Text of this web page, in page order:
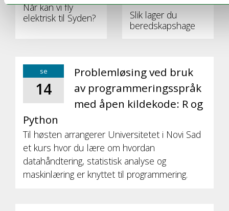
Når kan vi fly
elektrisk til Syden?
Slik lager du
beredskapshage
se
14
Problemløsing ved bruk
av programmeringsspråk
med åpen kildekode: R og
Python
Til høsten arrangerer Universitetet i Novi Sad
et kurs hvor du lære om hvordan
datahåndtering, statistisk analyse og
maskinlæring er knyttet til programmering.